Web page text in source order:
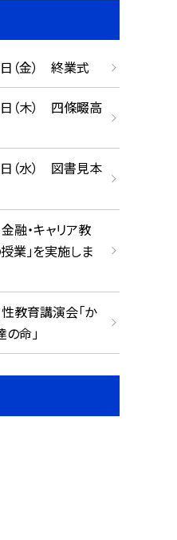
（金） 終業式
（木） 四條畷高
（水） 図書見本
融・キャリア教
業」を実施しま
教育講演会「か
命」